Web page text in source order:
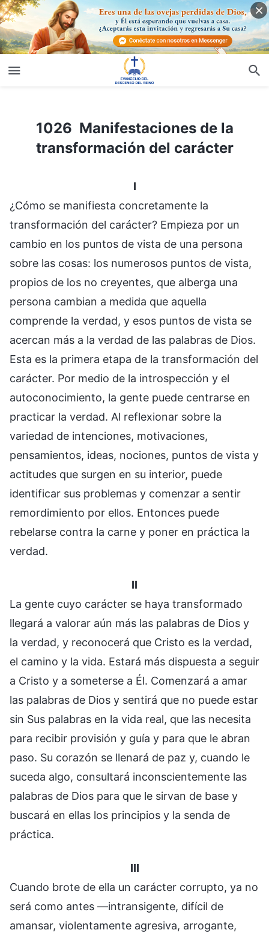
1026 Manifestaciones de la transformación del carácter
1026 Manifestaciones de la
transformación del carácter
I
¿Cómo se manifiesta concretamente la
transformación del carácter? Empieza por un
cambio en los puntos de vista de una persona
sobre las cosas: los numerosos puntos de vista,
propios de los no creyentes, que alberga una
persona cambian a medida que aquella
comprende la verdad, y esos puntos de vista se
acercan más a la verdad de las palabras de Dios.
Esta es la primera etapa de la transformación del
carácter. Por medio de la introspección y el
autoconocimiento, la gente puede centrarse en
practicar la verdad. Al reflexionar sobre la
variedad de intenciones, motivaciones,
pensamientos, ideas, nociones, puntos de vista y
actitudes que surgen en su interior, puede
identificar sus problemas y comenzar a sentir
remordimiento por ellos. Entonces puede
rebelarse contra la carne y poner en práctica la
verdad.
II
La gente cuyo carácter se haya transformado
llegará a valorar aún más las palabras de Dios y
la verdad, y reconocerá que Cristo es la verdad,
el camino y la vida. Estará más dispuesta a seguir
a Cristo y a someterse a Él. Comenzará a amar
las palabras de Dios y sentirá que no puede estar
sin Sus palabras en la vida real, que las necesita
para recibir provisión y guía y para que le abran
paso. Su corazón se llenará de paz y, cuando le
suceda algo, consultará inconscientemente las
palabras de Dios para que le sirvan de base y
buscará en ellas los principios y la senda de
práctica.
III
Cuando brote de ella un carácter corrupto, ya no
será como antes —intransigente, difícil de
amansar, violentamente agresiva, arrogante,